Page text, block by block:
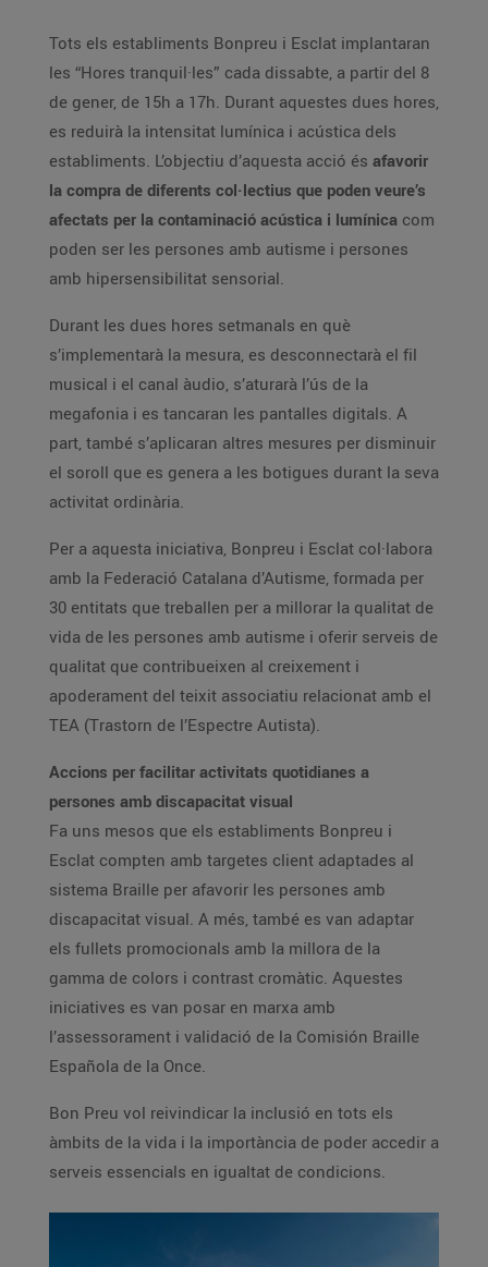
Tots els establiments Bonpreu i Esclat implantaran
les “Hores tranquil·les” cada dissabte, a partir del 8
de gener, de 15h a 17h. Durant aquestes dues hores,
es reduirà la intensitat lumínica i acústica dels
establiments. L’objectiu d’aquesta acció és afavorir
la compra de diferents col·lectius que poden veure’s
afectats per la contaminació acústica i lumínica com
poden ser les persones amb autisme i persones
amb hipersensibilitat sensorial.
Durant les dues hores setmanals en què
s’implementarà la mesura, es desconnectarà el fil
musical i el canal àudio, s’aturarà l’ús de la
megafonia i es tancaran les pantalles digitals. A
part, també s’aplicaran altres mesures per disminuir
el soroll que es genera a les botigues durant la seva
activitat ordinària.
Per a aquesta iniciativa, Bonpreu i Esclat col·labora
amb la Federació Catalana d’Autisme, formada per
30 entitats que treballen per a millorar la qualitat de
vida de les persones amb autisme i oferir serveis de
qualitat que contribueixen al creixement i
apoderament del teixit associatiu relacionat amb el
TEA (Trastorn de l’Espectre Autista).
Accions per facilitar activitats quotidianes a
persones amb discapacitat visual
Fa uns mesos que els establiments Bonpreu i
Esclat compten amb targetes client adaptades al
sistema Braille per afavorir les persones amb
discapacitat visual. A més, també es van adaptar
els fullets promocionals amb la millora de la
gamma de colors i contrast cromàtic. Aquestes
iniciatives es van posar en marxa amb
l’assessorament i validació de la Comisión Braille
Española de la Once.
Bon Preu vol reivindicar la inclusió en tots els
àmbits de la vida i la importància de poder accedir a
serveis essencials en igualtat de condicions.